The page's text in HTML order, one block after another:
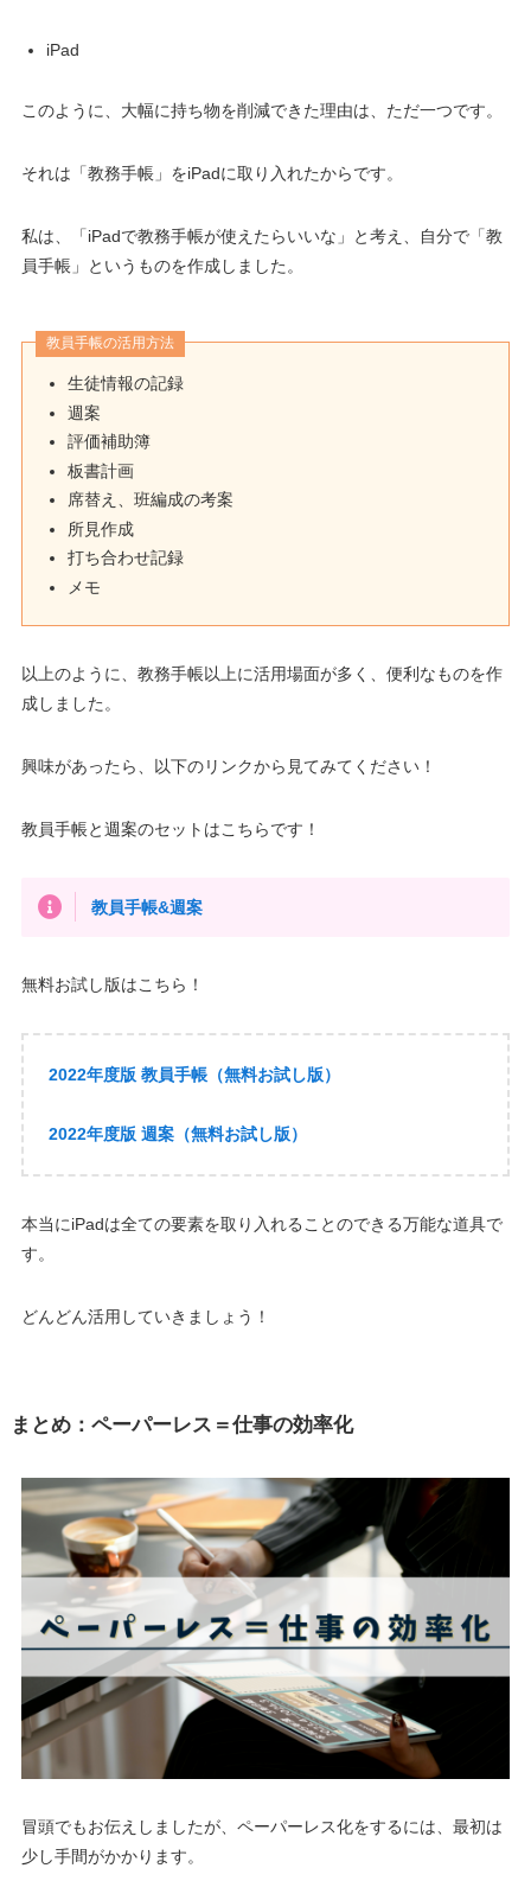
iPad
このように、大幅に持ち物を削減できた理由は、ただ一つです。
それは「教務手帳」をiPadに取り入れたからです。
私は、「iPadで教務手帳が使えたらいいな」と考え、自分で「教
員手帳」というものを作成しました。
教員手帳の活用方法
生徒情報の記録
週案
評価補助簿
板書計画
席替え、班編成の考案
所見作成
打ち合わせ記録
メモ
以上のように、教務手帳以上に活用場面が多く、便利なものを作
成しました。
興味があったら、以下のリンクから見てみてください！
教員手帳と週案のセットはこちらです！
教員手帳&週案
無料お試し版はこちら！
2022年度版 教員手帳（無料お試し版）
2022年度版 週案（無料お試し版）
本当にiPadは全ての要素を取り入れることのできる万能な道具で
す。
どんどん活用していきましょう！
まとめ：ペーパーレス＝仕事の効率化
冒頭でもお伝えしましたが、ペーパーレス化をするには、最初は
少し手間がかかります。